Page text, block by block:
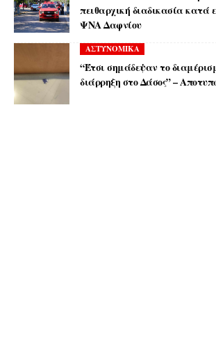
πειθαρχική διαδικασία κατά
ΨΝΑ Δαφνίου
ΑΣΤΥΝΟΜΙΚΑ
“Έτσι σημάδεψαν το
διάρρηξη στο Δάσος” –